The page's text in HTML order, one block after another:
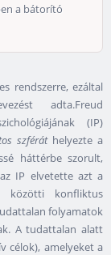
a bátorító
rendszerre, ezáltal
adta.Freud
(IP)
szférát helyezte a
háttérbe szorult,
IP elvetette azt a
konfliktus
folyamatok
A tudattalan alatt
célok), amelyeket a